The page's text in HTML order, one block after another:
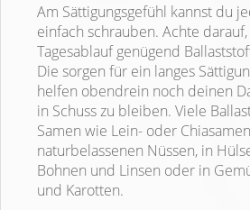
Am Sättigungsgefühl kannst du
einfach schrauben. Achte
Tagesablauf genügend
Die sorgen für ein langes
helfen obendrein noch deinen
in Schuss zu bleiben. Viele
Samen wie Lein- oder
naturbelassenen Nüssen, in
Bohnen und Linsen oder in
und Karotten.